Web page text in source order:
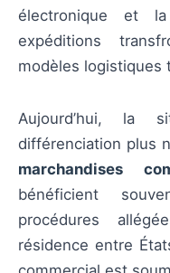
électronique et
expéditions
modèles logistiques
Aujourd’hui, la
différenciation plus
marchandises
bénéficient
procédures
résidence entre